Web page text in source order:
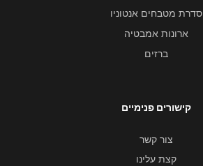
סדרת מטבחים אנטוניו
ארונות אמבטיה
ברזים
קישורים פנימיים
צור קשר
קצת עלינו